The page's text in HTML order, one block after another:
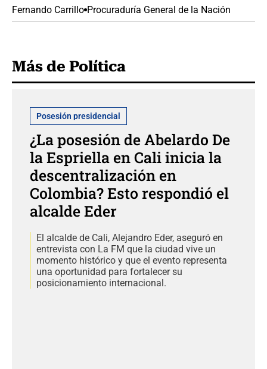
Fernando Carrillo Procuraduría General de la Nación
Más de Política
Posesión presidencial
¿La posesión de Abelardo De
la Espriella en Cali inicia la
descentralización en
Colombia? Esto respondió el
alcalde Eder
El alcalde de Cali, Alejandro Eder, aseguró en
entrevista con La FM que la ciudad vive un
momento histórico y que el evento representa
una oportunidad para fortalecer su
posicionamiento internacional.